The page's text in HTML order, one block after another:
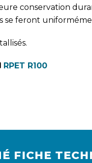
conservation
se feront
RPET R100
FICHE